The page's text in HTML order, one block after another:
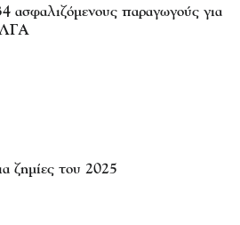
παραγωγούς για
ζημίες του 2025